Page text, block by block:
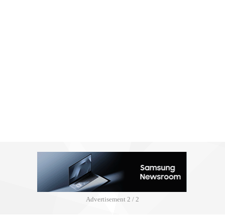
Advertisement 2 / 2